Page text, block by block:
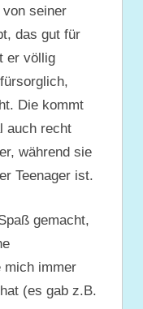
seiner
das gut für
er völlig
Die kommt
auch recht
während sie
Teenager ist.
gemacht,
mich immer
(es gab z.B.